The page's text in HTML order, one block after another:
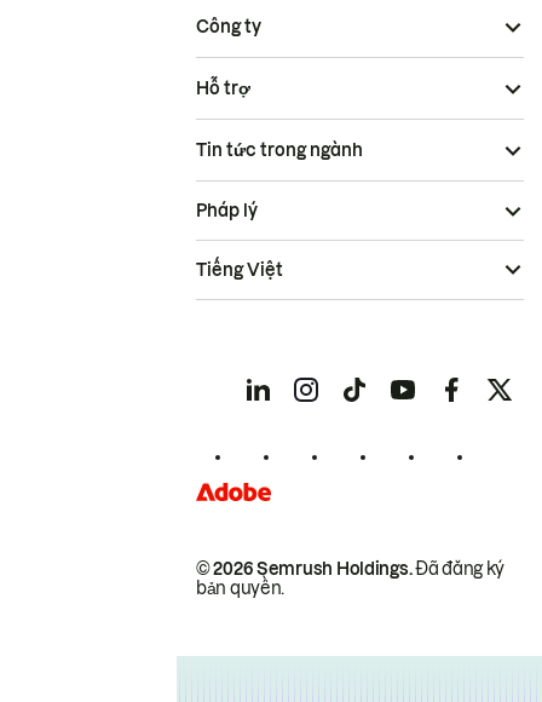
Công ty
Hỗ trợ
Tin tức trong ngành
© 2026 Semrush Holdings.Đã đăng ký
bản quyền.
Pháp lý
Tiếng Việt